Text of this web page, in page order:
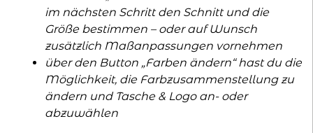
im nächsten Schritt den Schnitt und die
Größe bestimmen – oder auf Wunsch
zusätzlich Maßanpassungen vornehmen
über den Button „Farben ändern“ hast du die
Möglichkeit, die Farbzusammenstellung zu
ändern und Tasche & Logo an- oder
abzuwählen